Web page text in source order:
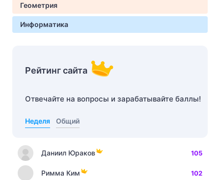
Геометрия
Информатика
Рейтинг сайта
Отвечайте на вопросы и зарабатывайте баллы!
Неделя Общий
Даниил Юраков 105
Римма Ким 102